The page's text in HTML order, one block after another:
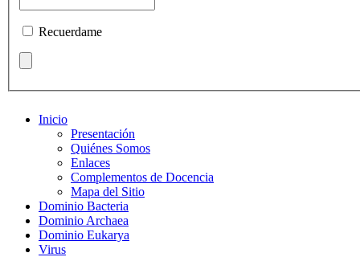
Recuerdame
Inicio
Presentación
Quiénes Somos
Enlaces
Complementos de Docencia
Mapa del Sitio
Dominio Bacteria
Dominio Archaea
Dominio Eukarya
Virus